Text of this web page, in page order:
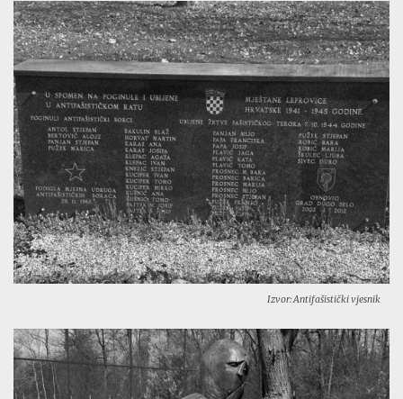
Izvor: Antifašistički vjesnik